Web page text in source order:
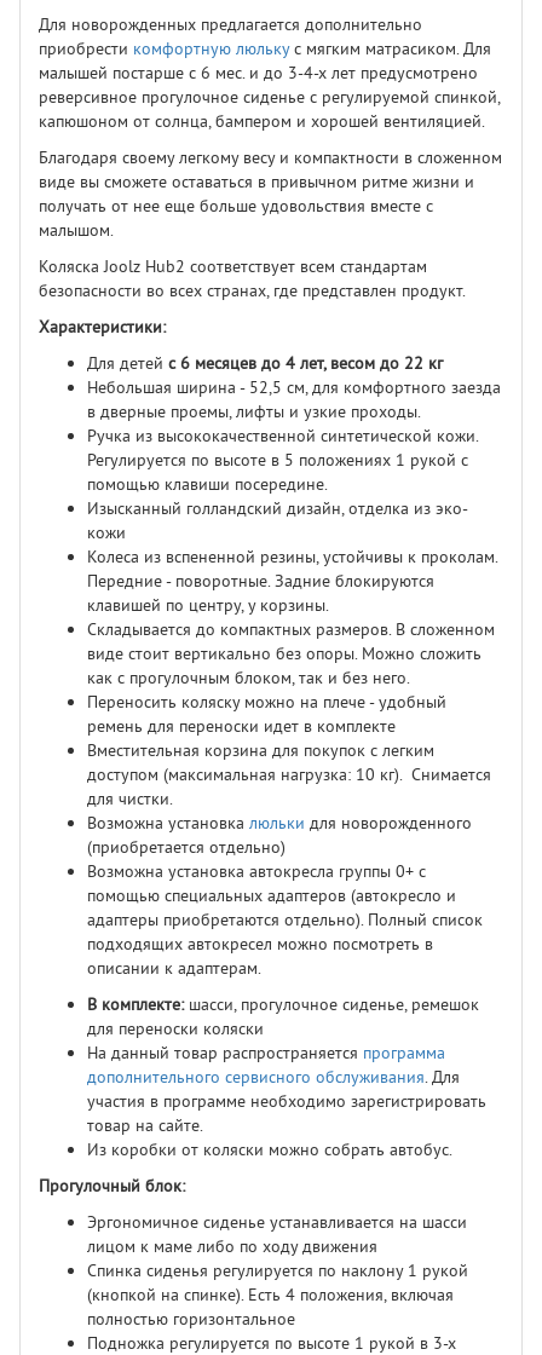
Для новорожденных предлагается дополнительно
приобрести комфортную люлькус мягким матрасиком. Для
малышей постарше с 6 мес. и до 3-4-х лет предусмотрено
реверсивное прогулочное сиденье с регулируемой спинкой,
капюшоном от солнца, бампером и хорошей вентиляцией.
Благодаря своему легкому весу и компактности в сложенном
виде вы сможете оставаться в привычном ритме жизни и
получать от нее еще больше удовольствия вместе с
малышом.
Коляска Joolz Hub2 соответствует всем стандартам
безопасности во всех странах, где представлен продукт.
Характеристики:
Для детей с 6 месяцев до 4 лет, весом до 22 кг
Небольшая ширина - 52,5 см, для комфортного заезда
в дверные проемы, лифты и узкие проходы.
Ручка из высококачественной синтетической кожи.
Регулируется по высоте в 5 положениях 1 рукой с
помощью клавиши посередине.
Изысканный голландский дизайн, отделка из эко-
кожи
Колеса из вспененной резины, устойчивы к проколам.
Передние - поворотные. Задние блокируются
клавишей по центру, у корзины.
Складывается до компактных размеров. В сложенном
виде стоит вертикально без опоры. Можно сложить
как с прогулочным блоком, так и без него.
Переносить коляску можно на плече - удобный
ремень для переноски идет в комплекте
Вместительная корзина для покупок c легким
доступом (максимальная нагрузка: 10 кг). Снимается
для чистки.
Возможна установка люльки для новорожденного
(приобретается отдельно)
Возможна установка автокресла группы 0+ с
помощью специальных адаптеров (автокресло и
адаптеры приобретаются отдельно). Полный список
подходящих автокресел можно посмотреть в
описании к адаптерам.
В комплекте: шасси, прогулочное сиденье, ремешок
для переноски коляски
На данный товар распространяется программа
дополнительного сервисного обслуживания. Для
участия в программе необходимо зарегистрировать
товар на сайте.
Из коробки от коляски можно собрать автобус.
Прогулочный блок:
Эргономичное сиденье устанавливается на шасси
лицом к маме либо по ходу движения
Спинка сиденья регулируется по наклону 1 рукой
(кнопкой на спинке). Есть 4 положения, включая
полностью горизонтальное
Подножка регулируется по высоте 1 рукой в 3-х